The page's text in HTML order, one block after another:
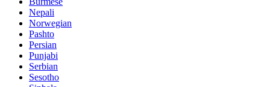
Nepali
Norwegian
Pashto
Persian
Punjabi
Serbian
Sesotho